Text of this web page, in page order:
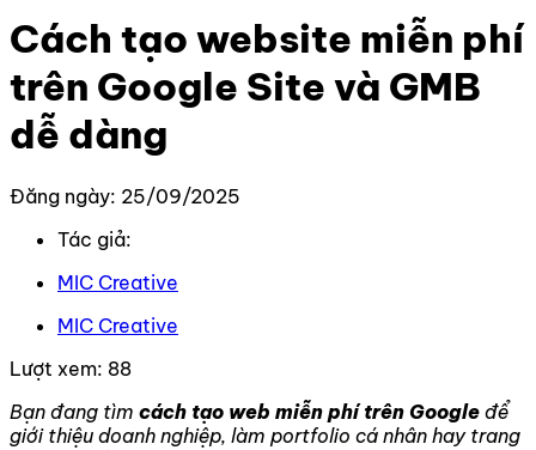
Cách tạo website miễn phí
trên Google Site và GMB
dễ dàng
Đăng ngày: 25/09/2025
Tác giả:
MIC Creative
MIC Creative
Lượt xem: 88
Bạn đang tìm cách tạo web miễn phí trên Google để
giới thiệu doanh nghiệp, làm portfolio cá nhân hay trang